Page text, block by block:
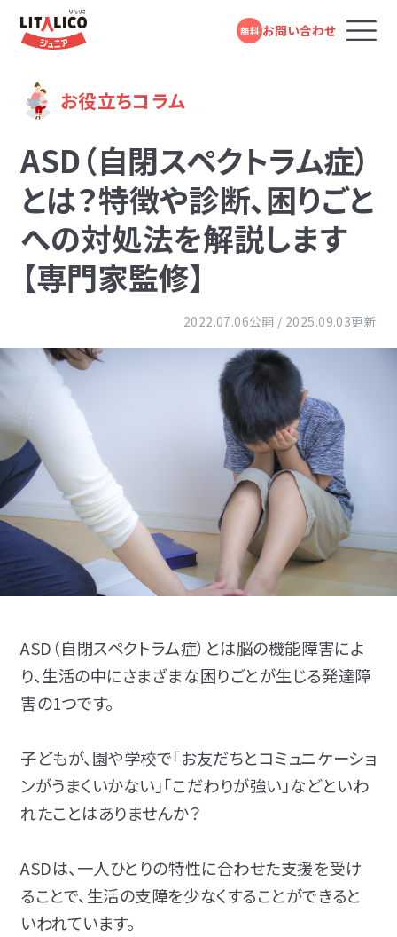
無料 お問い合わせ
コースのご案内
LITALICOジュニアとは
教室を探す
成長事例
入会までの流れ
お役立ちコラム
児童発達支援
資料・体験授業のお問い合わせ
個人情報保護方針 サイトマップ
お役立ちコラム
ASD（自閉スペクトラム症）
とは？特徴や診断、困りごと
への対処法を解説します
【専門家監修】
2022.07.06公開 / 2025.09.03更新
ASD（自閉スペクトラム症）とは脳の機能障害によ
り、生活の中にさまざまな困りごとが生じる発達障
害の1つです。
子どもが、園や学校で「お友だちとコミュニケーショ
ンがうまくいかない」「こだわりが強い」などといわ
れたことはありませんか？
ASDは、一人ひとりの特性に合わせた支援を受け
ることで、生活の支障を少なくすることができると
いわれています。